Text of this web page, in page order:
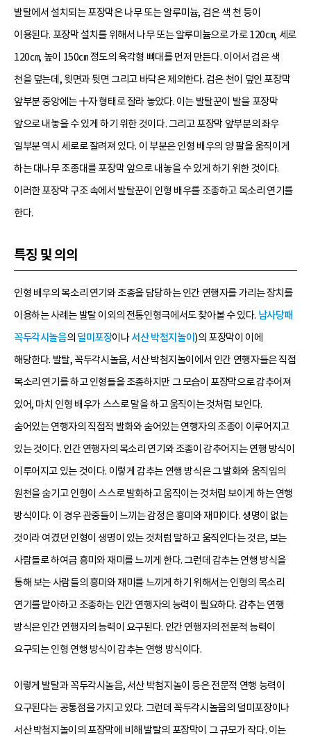
발탈에서 설치되는 포장막은 나무 또는 알루미늄, 검은 색 천 등이
이용된다. 포장막 설치를 위해서 나무 또는 알루미늄으로 가로 120㎝, 세로
120㎝, 높이 150㎝ 정도의 육각형 뼈대를 먼저 만든다. 이어서 검은 색
천을 덮는데, 윗면과 뒷면 그리고 바닥은 제외한다. 검은 천이 덮인 포장막
앞부분 중앙에는 十자 형태로 잘라 놓았다. 이는 발탈꾼이 발을 포장막
앞으로 내놓을 수 있게 하기 위한 것이다. 그리고 포장막 앞부분의 좌우
일부분 역시 세로로 잘려져 있다. 이 부분은 인형 배우의 양 팔을 움직이게
하는 대나무 조종대를 포장막 앞으로 내놓을 수 있게 하기 위한 것이다.
이러한 포장막 구조 속에서 발탈꾼이 인형 배우를 조종하고 목소리 연기를
한다.
특징 및 의의
인형 배우의 목소리 연기와 조종을 담당하는 인간 연행자를 가리는 장치를
이용하는 사례는 발탈 이외의 전통인형극에서도 찾아볼 수 있다. 남사당패
꼭두각시놀음의 덜미포장이나서산 박첨지놀이 )의 포장막이 이에
해당한다. 발탈, 꼭두각시놀음, 서산 박첨지놀이에서 인간 연행자들은 직접
목소리 연기를 하고 인형들을 조종하지만 그 모습이 포장막으로 감추어져
있어, 마치 인형 배우가 스스로 말을 하고 움직이는 것처럼 보인다.
숨어있는 연행자의 직접적 발화와 숨어있는 연행자의 조종이 이루어지고
있는 것이다. 인간 연행자의 목소리 연기와 조종이 감추어지는 연행 방식이
이루어지고 있는 것이다. 이렇게 감추는 연행 방식은 그 발화와 움직임의
원천을 숨기고 인형이 스스로 발화하고 움직이는 것처럼 보이게 하는 연행
방식이다. 이 경우 관중들이 느끼는 감정은 흥미와 재미이다. 생명이 없는
것이라 여겼던 인형이 생명이 있는 것처럼 말하고 움직인다는 것은, 보는
사람들로 하여금 흥미와 재미를 느끼게 한다. 그런데 감추는 연행 방식을
통해 보는 사람들의 흥미와 재미를 느끼게 하기 위해서는 인형의 목소리
연기를 맡아하고 조종하는 인간 연행자의 능력이 필요하다. 감추는 연행
방식은 인간 연행자의 능력이 요구된다. 인간 연행자의 전문적 능력이
요구되는 인형 연행 방식이 감추는 연행 방식이다.
이렇게 발탈과 꼭두각시놀음, 서산 박첨지놀이 등은 전문적 연행 능력이
요구된다는 공통점을 가지고 있다. 그런데 꼭두각시놀음의 덜미포장이나
서산 박첨지놀이의 포장막에 비해 발탈의 포장막이 그 규모가 작다. 이는